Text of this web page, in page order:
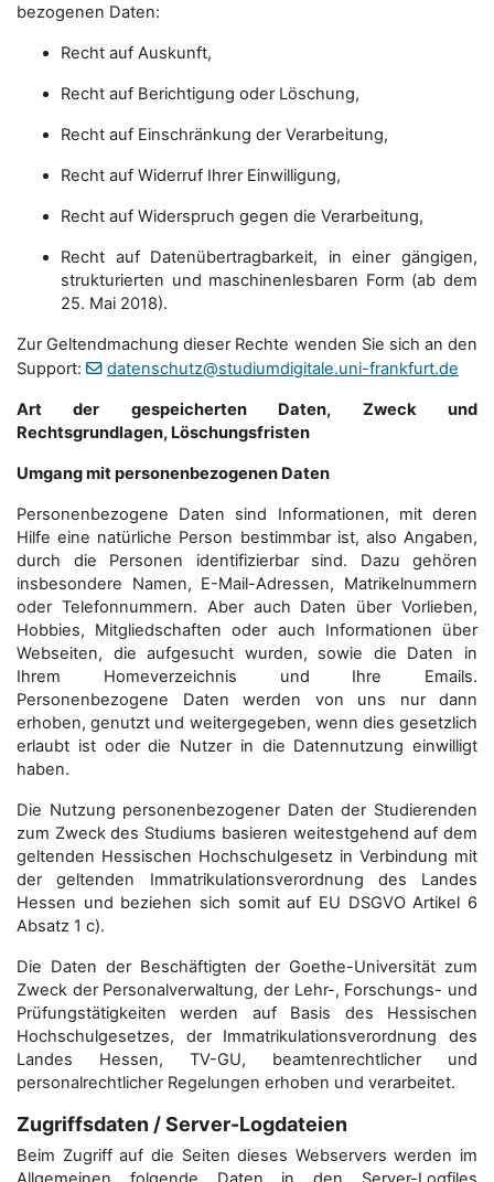
bezogenen Daten:
Recht auf Auskunft,
Recht auf Berichtigung oder Löschung,
Recht auf Einschränkung der Verarbeitung,
Recht auf Widerruf Ihrer Einwilligung,
Recht auf Widerspruch gegen die Verarbeitung,
Recht auf Datenübertragbarkeit, in einer gängigen,
strukturierten und maschinenlesbaren Form (ab dem
25. Mai 2018).
Zur Geltendmachung dieser Rechte wenden Sie sich an den
Support:
datenschutz@studiumdigitale.uni-frankfurt.de
Art der gespeicherten Daten, Zweck und
Rechtsgrundlagen, Löschungsfristen
Umgang mit personenbezogenen Daten
Personenbezogene Daten sind Informationen, mit deren
Hilfe eine natürliche Person bestimmbar ist, also Angaben,
durch die Personen identifizierbar sind. Dazu gehören
insbesondere Namen, E-Mail-Adressen, Matrikelnummern
oder Telefonnummern. Aber auch Daten über Vorlieben,
Hobbies, Mitgliedschaften oder auch Informationen über
Webseiten, die aufgesucht wurden, sowie die Daten in
Ihrem Homeverzeichnis und Ihre Emails.
Personenbezogene Daten werden von uns nur dann
erhoben, genutzt und weitergegeben, wenn dies gesetzlich
erlaubt ist oder die Nutzer in die Datennutzung einwilligt
haben.
Die Nutzung personenbezogener Daten der Studierenden
zum Zweck des Studiums basieren weitestgehend auf dem
geltenden Hessischen Hochschulgesetz in Verbindung mit
der geltenden Immatrikulationsverordnung des Landes
Hessen und beziehen sich somit auf EU DSGVO Artikel 6
Absatz 1 c).
Die Daten der Beschäftigten der Goethe-Universität zum
Zweck der Personal­verwaltung, der Lehr-, Forschungs- und
Prüfungstätigkeiten werden auf Basis des Hessischen
Hochschulgesetzes, der Immatrikulations­verordnung des
Landes Hessen, TV-GU, beamtenrechtlicher und
personalrechtlicher Regelungen erhoben und verarbeitet.
Zugriffsdaten / Server-Logdateien
Beim Zugriff auf die Seiten dieses Webservers werden im